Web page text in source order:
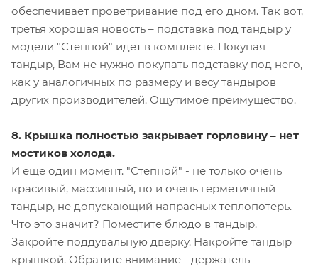
обеспечивает проветривание под его дном. Так вот,
третья хорошая новость – подставка под тандыр у
модели "Степной" идет в комплекте. Покупая
тандыр, Вам не нужно покупать подставку под него,
как у аналогичных по размеру и весу тандыров
других производителей. Ощутимое преимущество.
8. Крышка полностью закрывает горловину – нет
мостиков холода.
И еще один момент. "Степной" - не только очень
красивый, массивный, но и очень герметичный
тандыр, не допускающий напрасных теплопотерь.
Что это значит? Поместите блюдо в тандыр.
Закройте поддувальную дверку. Накройте тандыр
крышкой. Обратите внимание - держатель